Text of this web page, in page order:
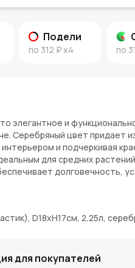
Подели
по 312 ₽x4 по
элегантное и
Серебряный цвет придает
и подчеркивая
для средних
долговечность,
цвет, подходящий к
средних растений и
для дома, офиса или
долговечен в использовании
D18xH17см, 2,25л,
для покупателей